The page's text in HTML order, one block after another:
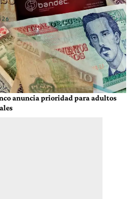
anuncia prioridad para adultos